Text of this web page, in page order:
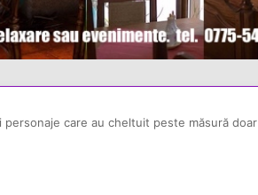
care au cheltuit peste măsură doar